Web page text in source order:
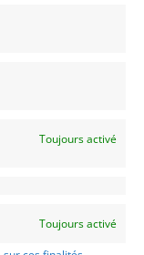
Toujours activé
Toujours activé